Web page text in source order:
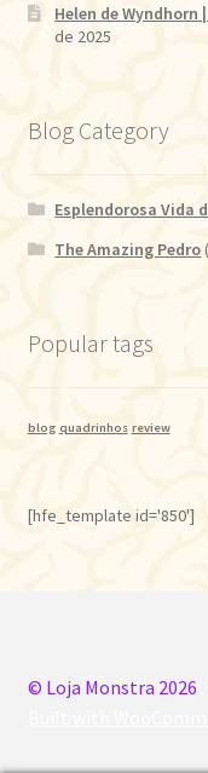
Helen de
de 2025
Blog Category
Esplendorosa Vida
The Amazing Pedro
Popular tags
blog quadrinhos review
[hfe_template id='850']
© Loja Monstra 2026